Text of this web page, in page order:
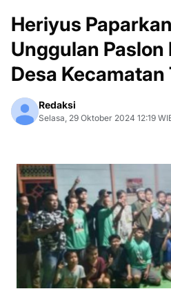
Heriyus
Unggulan Paslon
Desa Kecamatan
Redaksi
Selasa, 29 Oktober 2024 12:19